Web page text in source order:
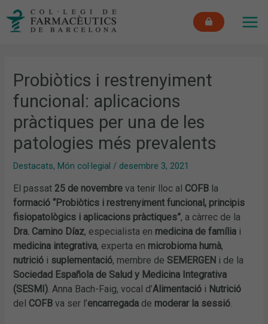
Probiòtics i restrenyiment
funcional: aplicacions
pràctiques per una de les
patologies més prevalents
Destacats, Món col·legial / desembre 3, 2021
El passat 25 de novembre va tenir lloc al COFB la
formació “Probiòtics i restrenyiment funcional, principis
fisiopatològics i aplicacions pràctiques”, a càrrec de la
Dra. Camino Díaz, especialista en medicina de família i
medicina integrativa, experta en microbioma humà,
nutrició i suplementació, membre de SEMERGEN i de la
Sociedad Española de Salud y Medicina Integrativa
(SESMI). Anna Bach-Faig, vocal d’Alimentació i Nutrició
del COFB va ser l’encarregada de moderar la sessió.